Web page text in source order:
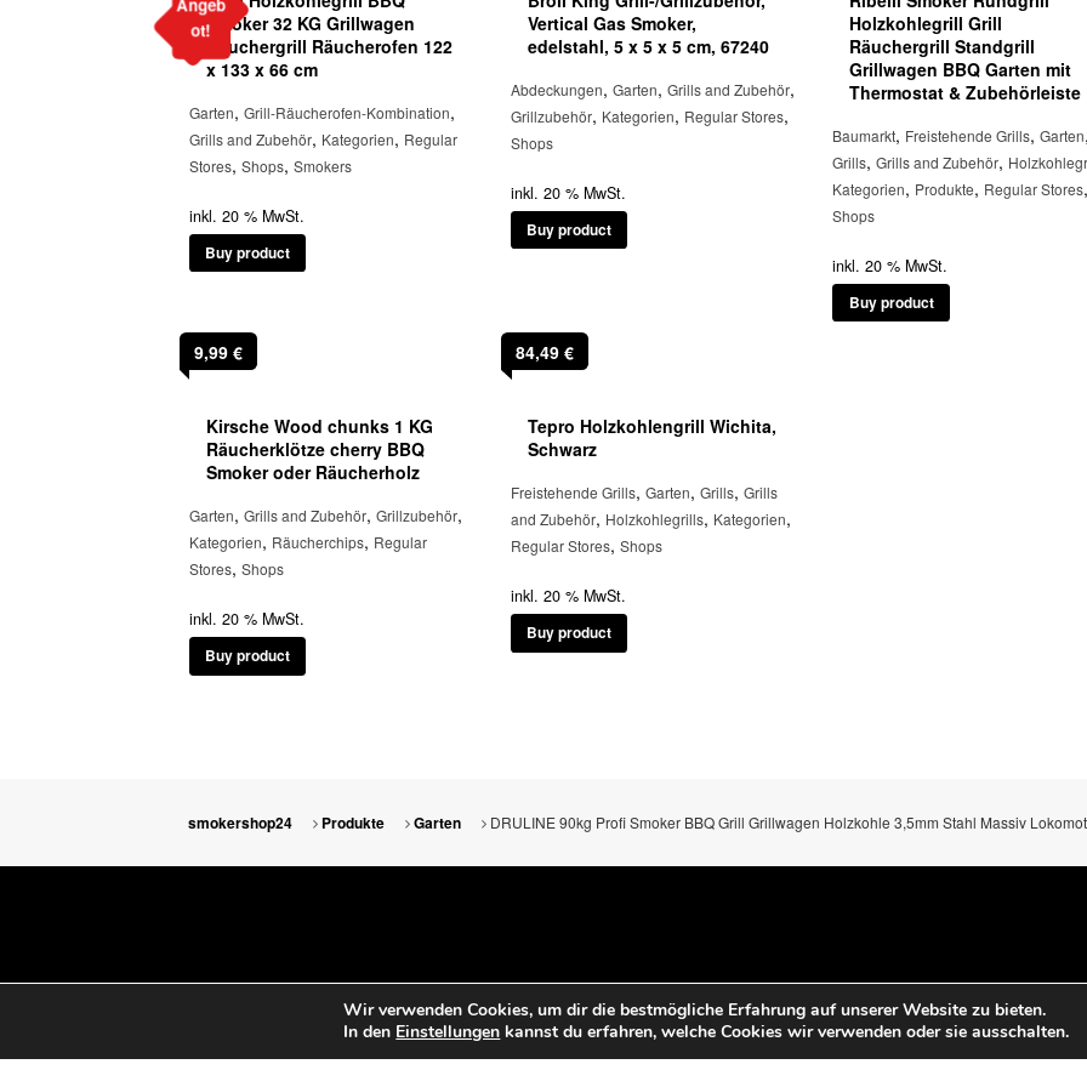
Angeb
ot!Smoker 32 KG Grillwagen
Räuchergrill Räucherofen 122
x 133 x 66 cm
Garten, Grill-Räucherofen-Kombination,
Grills and Zubehör, Kategorien, Regular
Stores, Shops, Smokers
inkl. 20 % MwSt.
Buy product
Vertical Gas Smoker,
edelstahl, 5 x 5 x 5 cm, 67240
Abdeckungen,Garten,Grills and Zubehör,
Grillzubehör, Kategorien, Regular Stores,
Shops
inkl. 20 % MwSt.
Buy product
Holzkohlegrill Grill
Räuchergrill Standgrill
Grillwagen BBQ Garten mit
Thermostat & Zubehörleiste
Baumarkt, Freistehende Grills,Garten
Grills,Grills and Zubehör,
Kategorien, Produkte, Regular Stores
Shops
inkl. 20 % MwSt.
Buy product
9,99 €
Kirsche Wood chunks 1 KG
Räucherklötze cherry BBQ
Smoker oder Räucherholz
Garten, Grills and Zubehör, Grillzubehör,
Kategorien, Räucherchips, Regular
Stores, Shops
inkl. 20 % MwSt.
Buy product
84,49 €
Tepro Holzkohlengrill Wichita,
Schwarz
Freistehende Grills,Garten,Grills,Grills
and Zubehör, Holzkohlegrills, Kategorien,
Regular Stores,Shops
inkl. 20 % MwSt.
Buy product
smokershop24 Produkte Garten DRULINE 90kg Profi Smoker BBQ Grill Grillwagen Holzkohle 3,5mm Stahl Massiv
Wir verwenden Cookies, um dir die bestmögliche Erfahrung auf unserer Website zu bieten.
In den Einstellungen kannst du erfahren, welche Cookies wir verwenden oder sie ausschalten.